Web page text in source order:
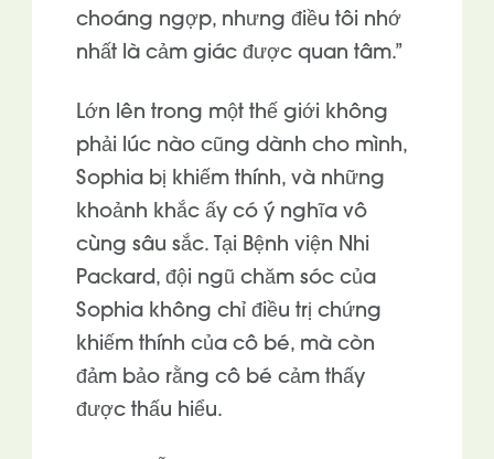
choáng ngợp, nhưng điều tôi nhớ
nhất là cảm giác được quan tâm.”
Lớn lên trong một thế giới không
phải lúc nào cũng dành cho mình,
Sophia bị khiếm thính, và những
khoảnh khắc ấy có ý nghĩa vô
cùng sâu sắc. Tại Bệnh viện Nhi
Packard, đội ngũ chăm sóc của
Sophia không chỉ điều trị chứng
khiếm thính của cô bé, mà còn
đảm bảo rằng cô bé cảm thấy
được thấu hiểu.